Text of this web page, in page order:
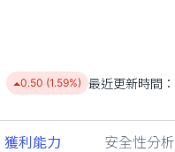
0.50 (1.59%) 最近更新時間：
獲利能力 安全性分析